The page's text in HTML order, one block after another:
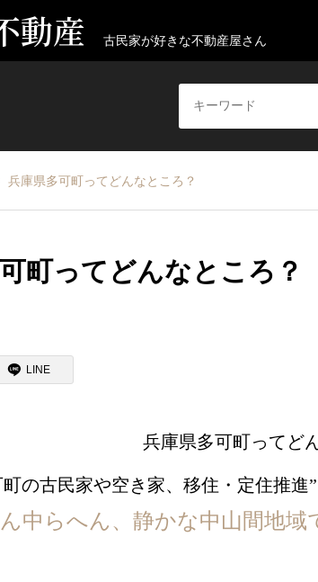
動産 古民家が好きな不動産屋さん
兵庫県多可町ってどんなところ？
町ってどんなところ？
LINE
兵庫県多可町ってど
中らへん、静かな中山間地域